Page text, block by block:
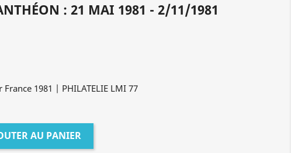
: 21 MAI 1981 - 2/11/1981
1981 | PHILATELIE LMI 77
AU PANIER